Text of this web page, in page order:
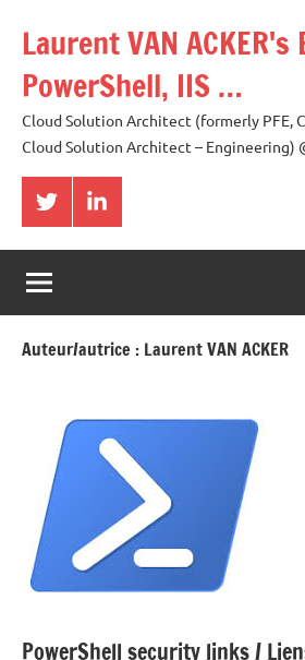
contenu
Laurent VAN
PowerShell, IIS …
Cloud Solution Architect (formerly PFE,
Cloud Solution Architect – Engineering)
TwitterLinkedIn
Auteur/autrice : Laurent VAN ACKER
PowerShell security links /